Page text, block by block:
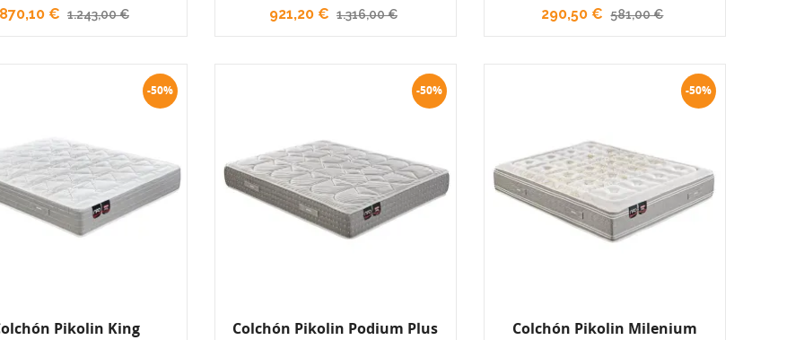
€ 1.243,00 € 921,20 € 1.316,00 € 290,50 € 581,00 €
-50%
Pikolin King
-50%
Colchón Pikolin Podium Plus
-50%
Colchón Pikolin Milenium